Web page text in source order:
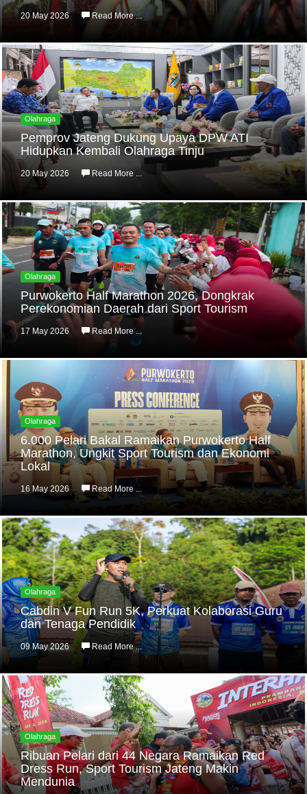
20 May 2026 Read More ...
Olahraga
Pemprov Jateng Dukung Upaya DPW ATI
Hidupkan Kembali Olahraga Tinju
20 May 2026 Read More ...
Olahraga
Purwokerto Half Marathon 2026, Dongkrak
Perekonomian Daerah dari Sport Tourism
17 May 2026 Read More ...
Olahraga
6.000 Pelari Bakal Ramaikan Purwokerto Half
Marathon, Ungkit Sport Tourism dan Ekonomi
Lokal
16 May 2026 Read More ...
Olahraga
Cabdin V Fun Run 5K, Perkuat Kolaborasi Guru
dan Tenaga Pendidik
09 May 2026 Read More ...
Olahraga
Ribuan Pelari dari 44 Negara Ramaikan Red
Dress Run, Sport Tourism Jateng Makin
Mendunia